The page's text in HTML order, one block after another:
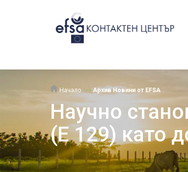
Начало Архив Новини от EFSA
Научно
(E 129) като